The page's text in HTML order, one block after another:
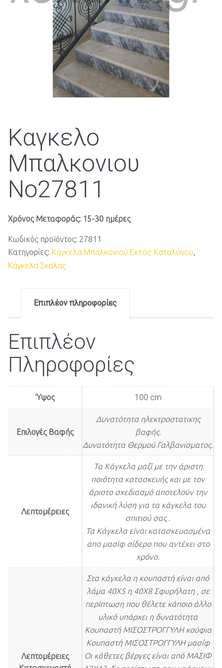
Καγκελο
Μπαλκονιου
Νο27811
Χρόνος Μεταφοράς: 15-30 ημέρες
Κωδικός προϊόντος: 27811
Κατηγορίες: Κάγκελα Μπαλκονιού Εκτός Καταλόγου
Κάγκελα Σκάλας
Επιπλέον πληροφορίες
Επιπλέον
Πληροφορίες
Ύψος 100 cm
Επιλογές Βαφής
Δυνατότητα ηλεκτροστατικης
βαφής.
Δυνατότητα Θερμού Γαλβανισματος.
Λεπτομέρειες
Τα Κάγκελα μαζί με την άριστη
ποιότητα κατασκευής και με τον
άριστο σχεδιασμό αποτελούν την
ιδανική λύση για τα κάγκελα του
σπιτιού σας .
Τα Κάγκελα είναι κατασκευασμένα
απο μασίφ σίδερο που αντέχει στο
χρόνο.
Λεπτομέρειες
Στα κάγκελα η κουπαστή είναι από
λάμα 40Χ5 η 40Χ8 Σφυρήλατη , σε
περίπτωση που θέλετε κάποιο άλλο
υλικό υπάρχει η δυνατότητα
Κουπαστή ΜΙΣΟΣΤΡΟΓΓΥΛΗ κούφια
Κουπαστή ΜΙΣΟΣΤΡΟΓΓΥΛΗ μασίφ
Οι κάθετες βέργες είναι από ΜΑΣΙΦ